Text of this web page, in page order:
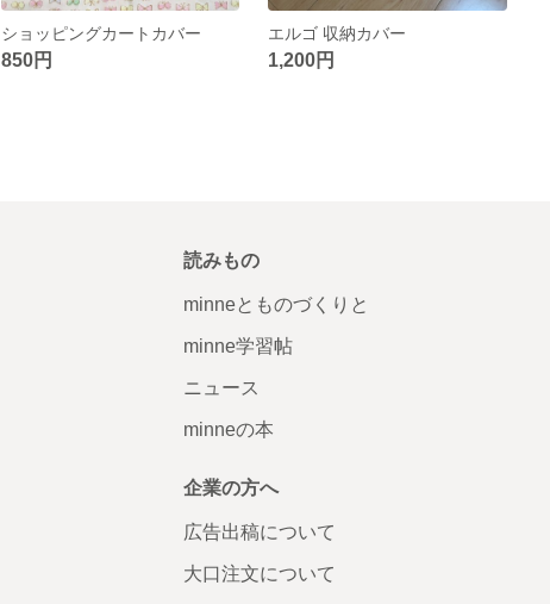
ショッピングカートカバー
850円
エルゴ 収納カバー
1,200円
読みもの
minneとものづくりと
minne学習帖
ニュース
minneの本
企業の方へ
広告出稿について
大口注文について